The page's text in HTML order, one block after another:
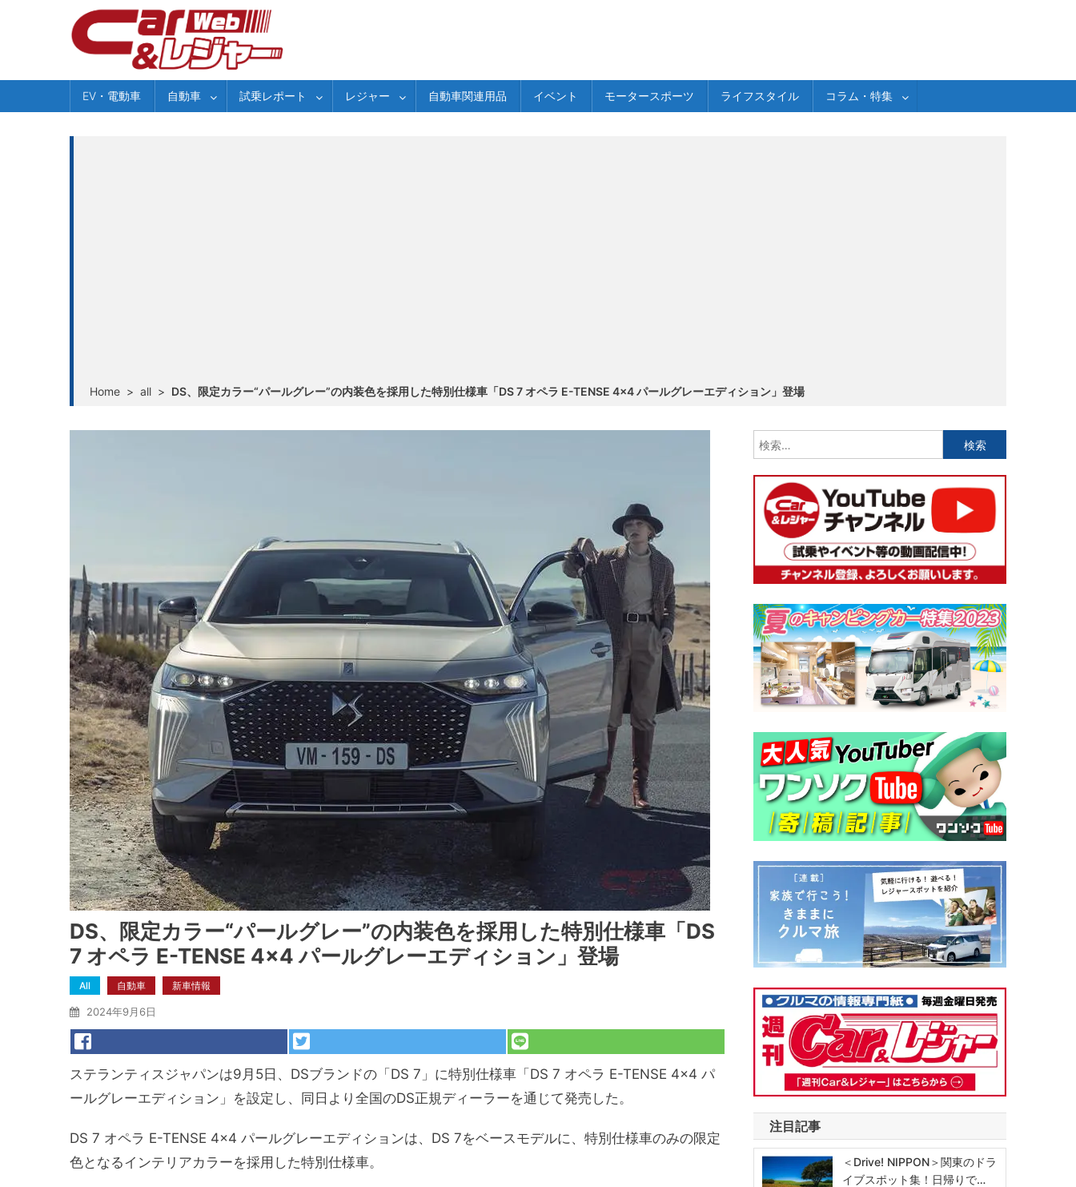
EV・電動車 自動車 試乗レポート レジャー 自動車関連用品 イベント モータースポーツ ライフスタイル コラム・特集
Home > all > DS、限定カラー“パールグレー”の内装色を採用した特別仕様車「DS 7 オペラ E-TENSE 4×4 パールグレーエディション」登場
DS、限定カラー“パールグレー”の内装色を採用した特別仕様車「DS
7 オペラ E-TENSE 4×4 パールグレーエディション」登場
All 自動車 新車情報
2024年9月6日
ステランティスジャパンは9月5日、DSブランドの「DS 7」に特別仕様車「DS 7 オペラ E-TENSE 4×4 パ
ールグレーエディション」を設定し、同日より全国のDS正規ディーラーを通じて発売した。
DS 7 オペラ E-TENSE 4×4 パールグレーエディションは、DS 7をベースモデルに、特別仕様車のみの限定
色となるインテリアカラーを採用した特別仕様車。
索:
注目記事
＜Drive! NIPPON＞関東のドラ
イブスポット集！日帰りで…